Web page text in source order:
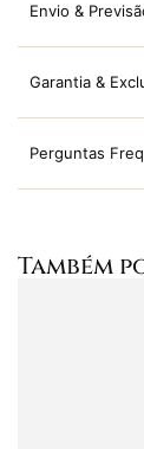
Envio &
Garantia &
Perguntas
Também